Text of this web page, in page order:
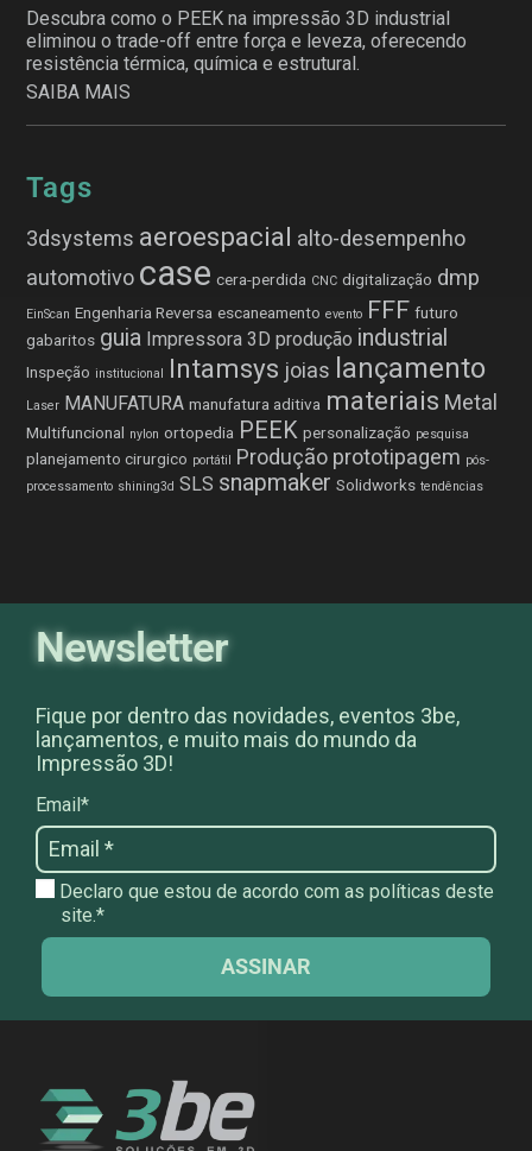
Descubra como o PEEK na impressão 3D industrial
eliminou o trade-off entre força e leveza, oferecendo
resistência térmica, química e estrutural.
SAIBA MAIS
Tags
3dsystems aeroespacial alto-desempenho
automotivo case cera-perdida CNC digitalização dmp
EinScan Engenharia Reversa escaneamento evento FFF futuro
gabaritos guia Impressora 3D produção industrial
Inspeção institucional Intamsys joias lançamento
Laser MANUFATURA manufatura aditiva materiais Metal
Multifuncional nylon ortopedia PEEK personalização pesquisa
planejamento cirurgico portátil Produção prototipagem pós-
processamento shining3d SLS snapmaker Solidworks tendências
Newsletter
Fique por dentro das novidades, eventos 3be,
lançamentos, e muito mais do mundo da
Impressão 3D!
Email*
Declaro que estou de acordo com as políticas deste
site.*
ASSINAR